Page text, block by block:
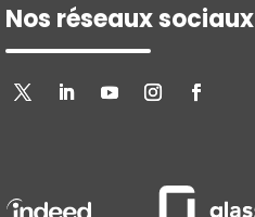
Nos réseaux sociaux